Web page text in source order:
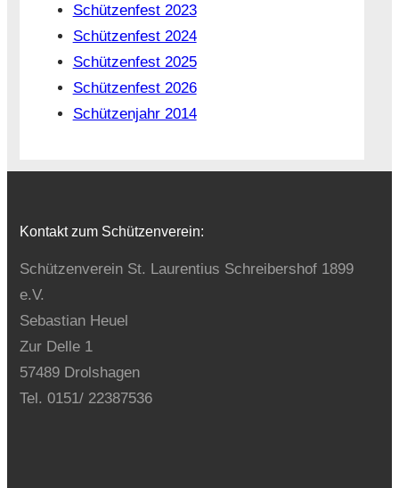
Schützenfest 2023
Schützenfest 2024
Schützenfest 2025
Schützenfest 2026
Schützenjahr 2014
Kontakt zum Schützenverein:
Schützenverein St. Laurentius Schreibershof 1899
e.V.
Sebastian Heuel
Zur Delle 1
57489 Drolshagen
Tel. 0151/ 22387536